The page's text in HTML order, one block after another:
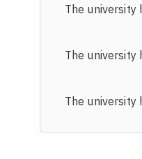
The university
The university
The university